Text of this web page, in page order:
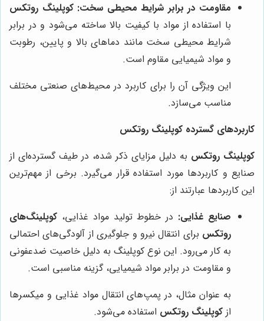
مقاومت در برابر شرایط محیطی سخت: کوپلینگ روتکس
با استفاده از مواد با کیفیت بالا ساخته می‌شود و در برابر
شرایط محیطی سخت مانند دماهای بالا و پایین، رطوبت
و مواد شیمیایی مقاوم است.
این ویژگی آن را برای کاربرد در محیط‌های صنعتی مختلف
مناسب می‌سازد.
کاربردهای گسترده کوپلینگ روتکس
کوپلینگ روتکس به دلیل مزایای ذکر شده، در طیف گسترده‌ای از
صنایع و کاربردها مورد استفاده قرار می‌گیرد. برخی از مهم‌ترین
این کاربردها عبارتند از:
صنایع غذایی: در خطوط تولید مواد غذایی، کوپلینگ‌های
روتکس برای انتقال نیرو و جلوگیری از آلودگی‌های احتمالی
به کار می‌رود. این نوع کوپلینگ به دلیل خاصیت ضدعفونی
و مقاومت در برابر مواد شیمیایی، گزینه مناسبی است.
به عنوان مثال، در پمپ‌های انتقال مواد غذایی و میکسرها
از کوپلینگ روتکس استفاده می‌شود.